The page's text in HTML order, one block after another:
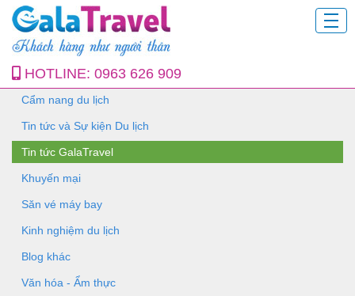
HOTLINE: 0963 626 909
Cẩm nang du lịch
Tin tức và Sự kiện Du lịch
Tin tức GalaTravel
Khuyến mại
Săn vé máy bay
Kinh nghiệm du lịch
Blog khác
Văn hóa - Ẩm thực